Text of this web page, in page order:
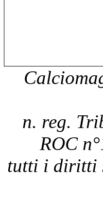
n. reg.
ROC
tutti i diritti